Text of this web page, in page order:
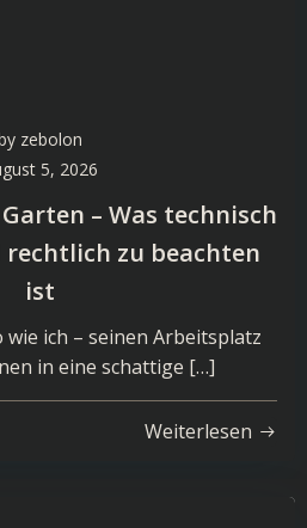
zebolon
5, 2026
– Was technisch
zu beachten
ist
wie ich – seinen Arbeitsplatz
in eine schattige […]
Weiterlesen